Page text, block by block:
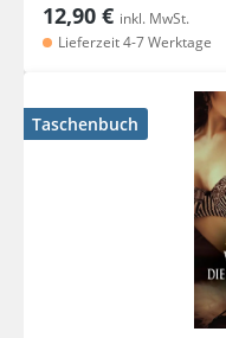
12,90 € inkl. MwSt.
Lieferzeit 4-7 Werktage
Taschenbuch